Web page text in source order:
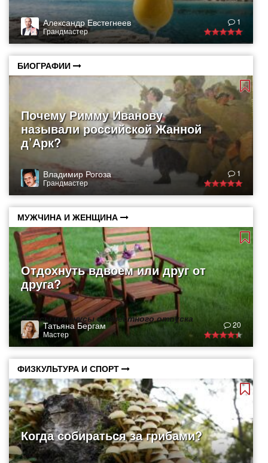
Александр Евстегнеев
Грандмастер
1
БИОГРАФИИ
Почему Римму Иванову
называли российской Жанной
д’Арк?
Владимир Рогоза
Грандмастер
1
МУЖЧИНА И ЖЕНЩИНА
Отдохнуть вдвоем или друг от
друга?
Плюсы и минусы совместного отпуска
Татьяна Бергам
Мастер
20
ФИЗКУЛЬТУРА И СПОРТ
Когда собираться за грибами?